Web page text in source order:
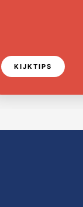
KIJKTIPS